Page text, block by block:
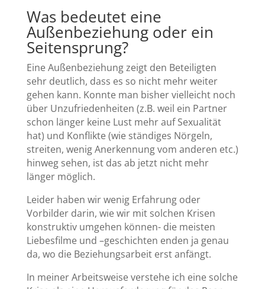
Was bedeutet eine
Außenbeziehung oder ein
Seitensprung?
Eine Außenbeziehung zeigt den Beteiligten
sehr deutlich, dass es so nicht mehr weiter
gehen kann. Konnte man bisher vielleicht noch
über Unzufriedenheiten (z.B. weil ein Partner
schon länger keine Lust mehr auf Sexualität
hat) und Konflikte (wie ständiges Nörgeln,
streiten, wenig Anerkennung vom anderen etc.)
hinweg sehen, ist das ab jetzt nicht mehr
länger möglich.
Leider haben wir wenig Erfahrung oder
Vorbilder darin, wie wir mit solchen Krisen
konstruktiv umgehen können- die meisten
Liebesfilme und –geschichten enden ja genau
da, wo die Beziehungsarbeit erst anfängt.
In meiner Arbeitsweise verstehe ich eine solche